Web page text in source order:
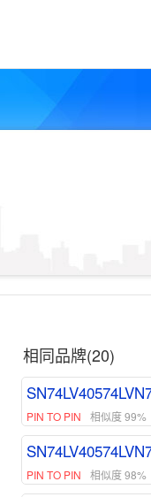
相同品牌(20)
PIN TO PIN 相似度 99%
PIN TO PIN 相似度 98%